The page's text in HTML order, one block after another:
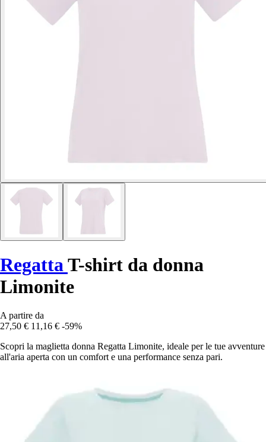
Regatta T-shirt da donna
Limonite
A partire da
27,50 € 11,16 € -59%
Scopri la maglietta donna Regatta Limonite, ideale per le tue avventure
all'aria aperta con un comfort e una performance senza pari.